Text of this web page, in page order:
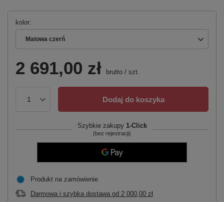
kolor
Matowa czerń
2 691,00 zł brutto / szt.
Dodaj do koszyka
Szybkie zakupy 1-Click
(bez rejestracji)
Produkt na zamówienie
Darmowa i szybka dostawa od 2 000,00 zł